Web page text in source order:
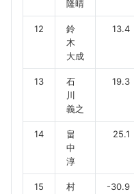
隆晴
12
鈴
木
大成
13.4
13
石
川
義之
19.3
14
畠
中
淳
25.1
15
村
-30.9